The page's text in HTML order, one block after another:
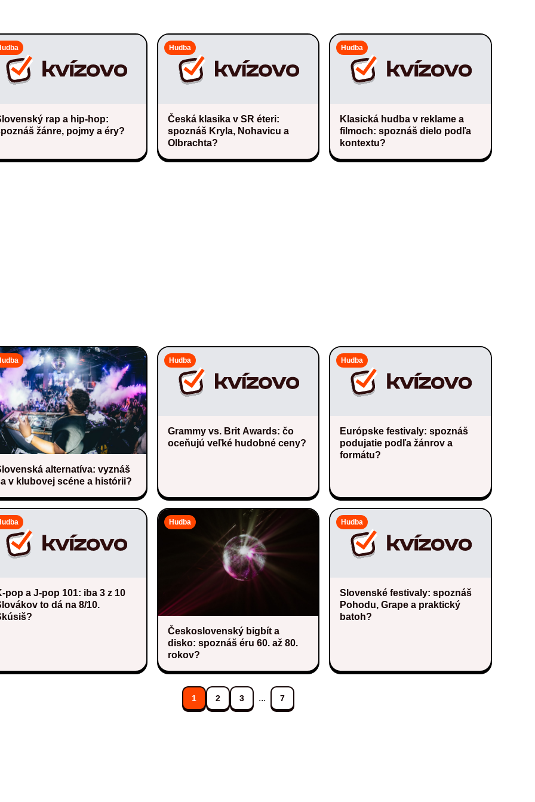
rap a hip-hop:
žánre, pojmy a éry?
Hudba
Česká klasika v SR éteri:
spoznáš Kryla, Nohavicu a
Olbrachta?
Hudba
Klasická hudba v reklame a
filmoch: spoznáš dielo podľa
kontextu?
alternatíva: vyznáš
v klubovej scéne a histórii?
Hudba
Grammy vs. Brit Awards: čo
oceňujú veľké hudobné ceny?
Hudba
Európske festivaly: spoznáš
podujatie podľa žánrov a
formátu?
pop a J-pop 101: iba 3 z 10
to dá na 8/10.
Hudba
Československý bigbít a
disko: spoznáš éru 60. až 80.
rokov?
Hudba
Slovenské festivaly: spoznáš
Pohodu, Grape a praktický
batoh?
1 2 3 ... 7